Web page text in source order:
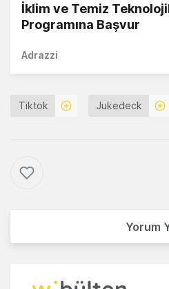
İklim ve Temiz
Programına Başvur
Adrazzi
Tiktok Jukedeck
Yorum